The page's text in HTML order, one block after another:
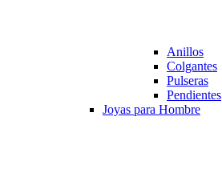
Anillos
Colgantes
Pulseras
Pendientes
Joyas para Hombre